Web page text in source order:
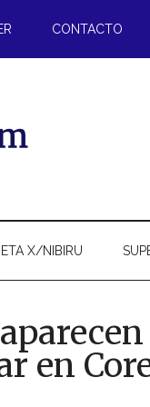
CONTACTO
X/NIBIRU
en